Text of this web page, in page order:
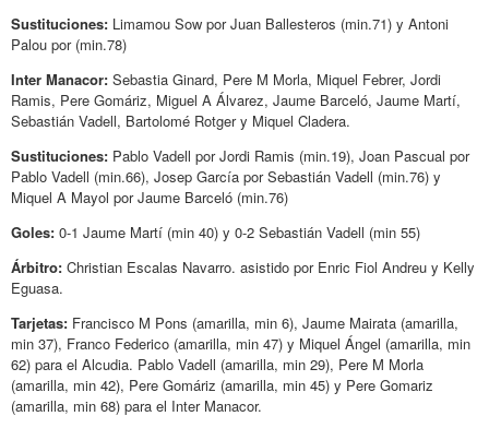
Sustituciones: Limamou Sow por Juan Ballesteros (min.71) y Antoni
Palou por (min.78)
Inter Manacor: Sebastia Ginard, Pere M Morla, Miquel Febrer, Jordi
Ramis, Pere Gomáriz, Miguel A Álvarez, Jaume Barceló, Jaume Martí,
Sebastián Vadell, Bartolomé Rotger y Miquel Cladera.
Sustituciones: Pablo Vadell por Jordi Ramis (min.19), Joan Pascual por
Pablo Vadell (min.66), Josep García por Sebastián Vadell (min.76) y
Miquel A Mayol por Jaume Barceló (min.76)
Goles: 0-1 Jaume Martí (min 40) y 0-2 Sebastián Vadell (min 55)
Árbitro: Christian Escalas Navarro. asistido por Enric Fiol Andreu y Kelly
Eguasa.
Tarjetas: Francisco M Pons (amarilla, min 6), Jaume Mairata (amarilla,
min 37), Franco Federico (amarilla, min 47) y Miquel Ángel (amarilla, min
62) para el Alcudia. Pablo Vadell (amarilla, min 29), Pere M Morla
(amarilla, min 42), Pere Gomáriz (amarilla, min 45) y Pere Gomariz
(amarilla, min 68) para el Inter Manacor.